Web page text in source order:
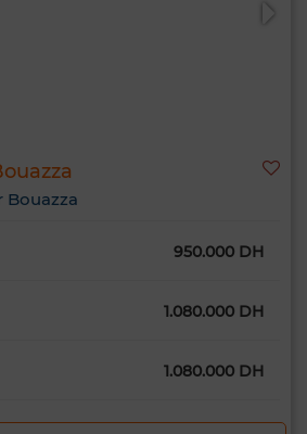
Bouazza
950.000 DH
1.080.000 DH
1.080.000 DH